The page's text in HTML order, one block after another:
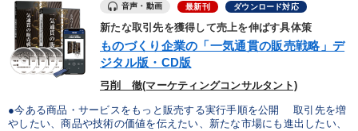
音声・動画 最新刊 ダウンロード対応
新たな取引先を獲得して売上を伸ばす具体策
ものづくり企業の「一気通貫の販売戦略」デ
ジタル版・CD版
弓削 徹(マーケティングコンサルタント)
●今ある商品・サービスをもっと販売する実行手順を公開 取引先を増
やしたい、商品や技術の価値を伝えたい、新たな市場にも進出したい、